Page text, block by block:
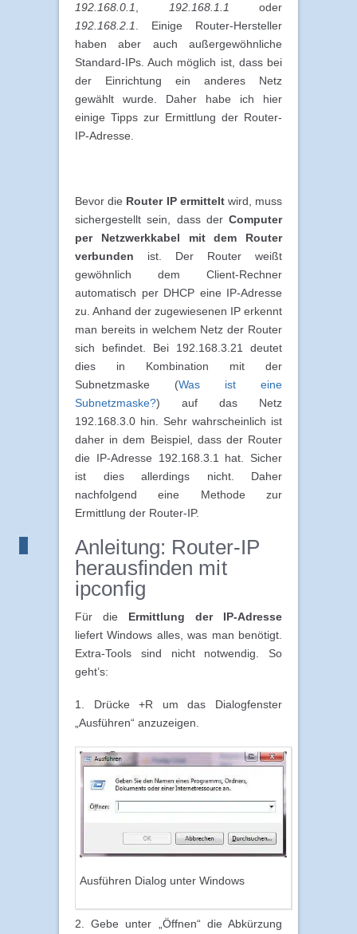
192.168.0.1, 192.168.1.1 oder
192.168.2.1. Einige Router-Hersteller
haben aber auch außergewöhnliche
Standard-IPs. Auch möglich ist, dass bei
der Einrichtung ein anderes Netz
gewählt wurde. Daher habe ich hier
einige Tipps zur Ermittlung der Router-
IP-Adresse.
Bevor die Router IP ermitteltwird, muss
sichergestellt sein, dass der Computer
per Netzwerkkabel mit dem Router
verbunden ist. Der Router weißt
gewöhnlich dem Client-Rechner
automatisch per DHCP eine IP-Adresse
zu. Anhand der zugewiesenen IP erkennt
man bereits in welchem Netz der Router
sich befindet. Bei 192.168.3.21 deutet
dies in Kombination mit der
Subnetzmaske (Was ist eine
Subnetzmaske?) auf das Netz
192.168.3.0 hin. Sehr wahrscheinlich ist
daher in dem Beispiel, dass der Router
die IP-Adresse 192.168.3.1 hat. Sicher
ist dies allerdings nicht. Daher
nachfolgend eine Methode zur
Ermittlung der Router-IP.
Anleitung: Router-IP
herausfinden mit
ipconfig
Für die Ermittlung der IP-Adresse
liefert Windows alles, was man benötigt.
Extra-Tools sind nicht notwendig. So
geht’s:
1. Drücke+R um das Dialogfenster
„Ausführen“ anzuzeigen.
Ausführen Dialog unter Windows
2. Gebe unter „Öffnen“ die Abkürzung